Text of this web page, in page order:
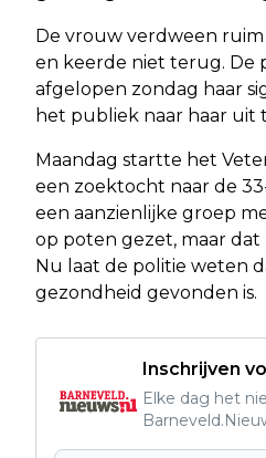
De vrouw verdween
en keerde niet terug. De
afgelopen zondag haar
het publiek naar haar uit
Maandag startte het
een zoektocht naar de
een aanzienlijke groep
op poten gezet, maar dat
Nu laat de politie weten
gezondheid gevonden is.
Inschrijven
Elke dag het